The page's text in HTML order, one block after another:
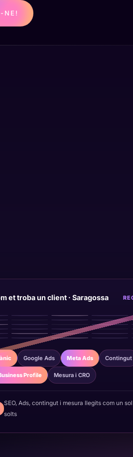
NE!
et troba un client · Saragossa
Google Ads Meta Ads Contingut
Profile Mesura i CRO
SEO, Ads, contingut i mesura llegits com un
solts